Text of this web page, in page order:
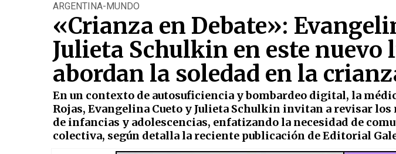
ARGENTINA-MUNDO
«Crianza en Debate»:
Julieta Schulkin en este nuevo
abordan la soledad en la
En un contexto de autosuficiencia y bombardeo digital, la
Rojas, Evangelina Cueto y Julieta Schulkin invitan a revisar los
de infancias y adolescencias, enfatizando la necesidad de
colectiva, según detalla la reciente publicación de Editorial